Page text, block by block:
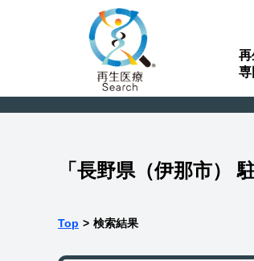
再
専
「長野県（伊那市）
Top > 検索結果